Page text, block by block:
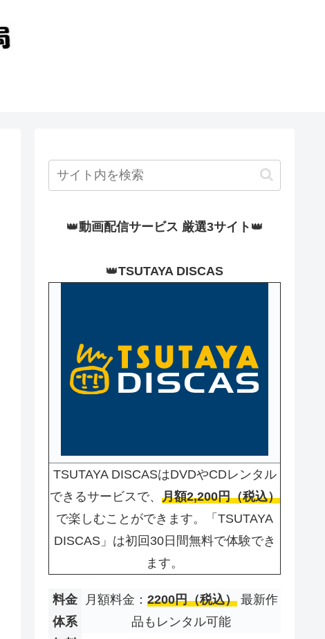
👑動画配信サービス 厳選3サイト 👑
👑TSUTAYA DISCAS
TSUTAYA DISCASはDVDやCDレンタル
できるサービスで、 月額2,200円（税込）
で楽しむことができます。「TSUTAYA
DISCAS」は初回30日間無料で体験でき
ます。
料金
体系
月額料金： 2200円（税込）最新作
品もレンタル可能